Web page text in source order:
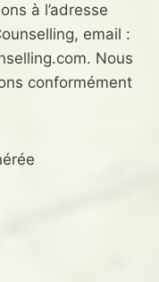
à l’adresse
email :
Nous
conformément